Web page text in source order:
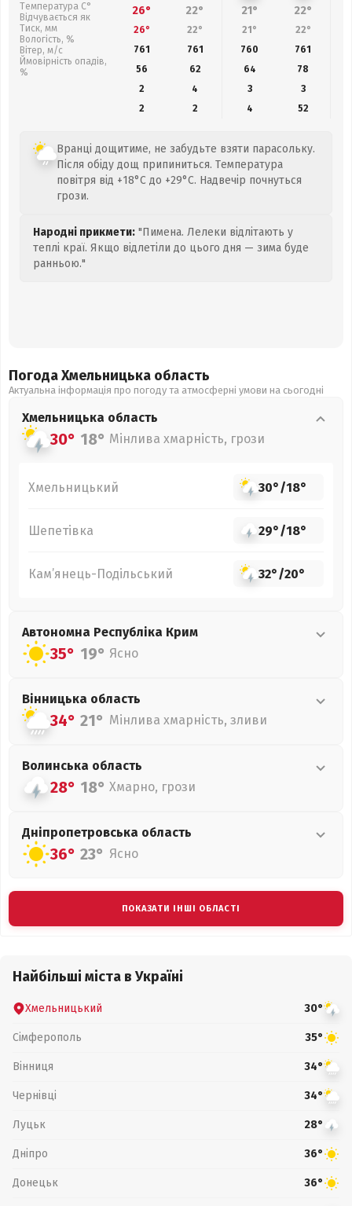
Температура С°
Відчувається як
Тиск, мм
Вологість, %
Вітер, м/с
Ймовірність опадів,
%
26° 22° 21° 22°
26° 22° 21° 22°
761
761 760 761
56
62 64 78
2
4 3
3
2
2 4 52
Вранці дощитиме, не забудьте взяти парасольку.
Після обіду дощ припиниться. Температура
повітря від +18°C до +29°C. Надвечір почнуться
грози.
Народні прикмети: "Пимена. Лелеки відлітають у
теплі краї. Якщо відлетіли до цього дня — зима буде
ранньою."
Погода Хмельницька область
Актуальна інформація про погоду та атмосферні умови на сьогодні
Хмельницька область
30° 18° Мінлива хмарність, грози
Хмельницький 30°/18°
Шепетівка 29°/18°
Кам’янець-Подільський 32°/20°
Автономна Республіка Крим
35° 19° Ясно
Вінницька область
34° 21° Мінлива хмарність, зливи
Волинська область
28° 18° Хмарно, грози
Дніпропетровська область
36° 23° Ясно
ПОКАЗАТИ ІНШІ ОБЛАСТІ
Найбільші міста в Україні
Хмельницький 30°
Сімферополь 35°
Вінниця 34°
Чернівці 34°
Луцьк 28°
Дніпро 36°
Донецьк 36°